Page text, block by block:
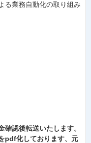
る業務自動化の取り組み
確認後転送いたします。
pdf化しております、元